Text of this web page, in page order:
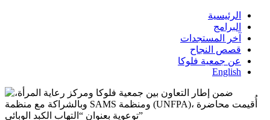
الرئيسية
البرامج
آخر المستجدات
قصص النجاح
عن جمعية فلوكا
English